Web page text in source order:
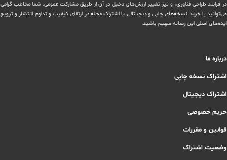
در ‏فرایند طراحی فناوری، و نیز تغییر ارزش‌های دخيل در آن از طریق مشاركت عمومی. شما مخاطب گرامی
می‌توانید با خرید نسخه‌های چاپی و دیجیتالی یا ‏اشتراک مجله در ارتقای کیفیت و تداوم انتشار و ترویج
ایده‌های اصلی این رسانه سهیم باشید.
درباره ما
اشتراک نسخه چاپی
اشتراک دیجیتال
حریم خصوصی
قوانین و مقررات
وضعیت اشتراک